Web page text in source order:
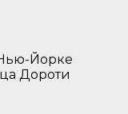
Нью-Йорке
Дороти